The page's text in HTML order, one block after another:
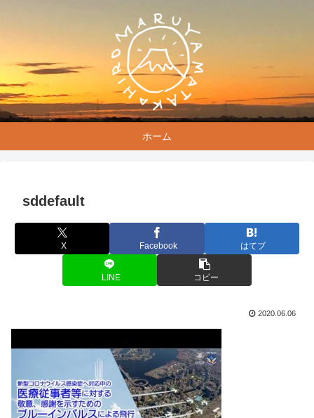
ホーム
sddefault
X Facebook はてブ
LINE コピー
2020.06.06